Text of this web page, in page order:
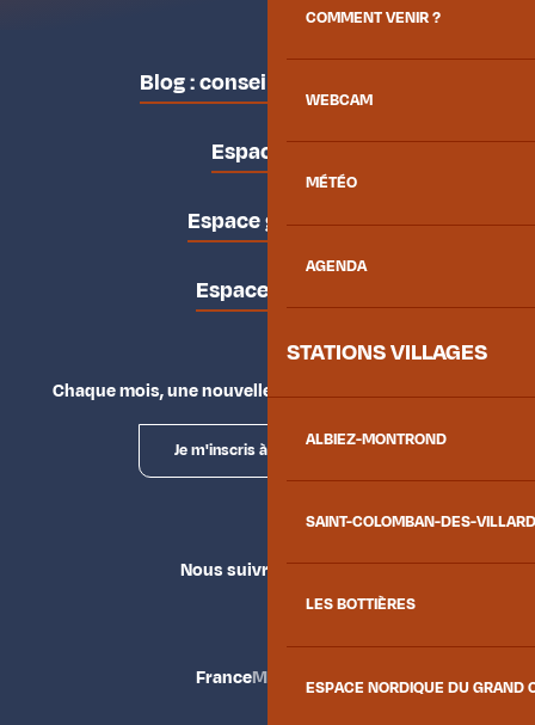
COMMENT VENIR ?
WEBCAM
MÉTÉO
AGENDA
STATIONS VILLAGES
ALBIEZ-MONTROND
SAINT-COLOMBAN-DES-
LES BOTTIÈRES
ESPACE NORDIQUE DU GRAND
Blog : conseils des locaux
Espace pro
Espace groupes
Espace presse
Chaque mois, une nouvelle façon d'explorer la vallée.
Je m'inscris à la newsletter
Nous suivre
FranceMaurienne